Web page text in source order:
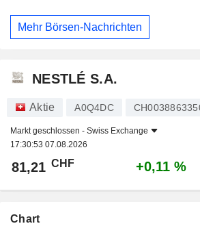
Mehr Börsen-Nachrichten
NESTLÉ S.A.
Aktie A0Q4DC
Markt geschlossen - Swiss Exchange
17:30:53 07.08.2026
81,21 CHF +0,11 %
Chart